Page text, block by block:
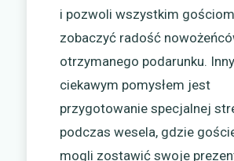
i pozwoli wszystkim gościom
zobaczyć radość
otrzymanego podarunku.
ciekawym pomysłem jest
przygotowanie specjalnej
podczas wesela, gdzie
mogli zostawić swoje